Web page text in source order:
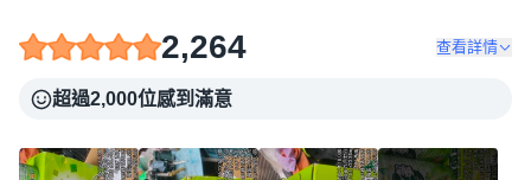
2,264 查看詳情
超過2,000位感到滿意